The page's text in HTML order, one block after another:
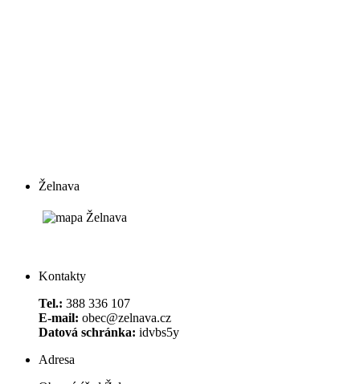
Želnava
Kontakty
Tel.: 388 336 107
E-mail: obec@zelnava.cz
Datová schránka: idvbs5y
Adresa